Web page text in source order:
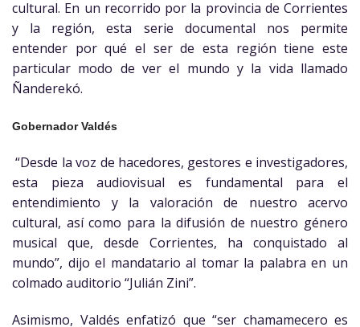
cultural. En un recorrido por la provincia de Corrientes
y la región, esta serie documental nos permite
entender por qué el ser de esta región tiene este
particular modo de ver el mundo y la vida llamado
Ñanderekó.
Gobernador Valdés
“Desde la voz de hacedores, gestores e investigadores,
esta pieza audiovisual es fundamental para el
entendimiento y la valoración de nuestro acervo
cultural, así como para la difusión de nuestro género
musical que, desde Corrientes, ha conquistado al
mundo”, dijo el mandatario al tomar la palabra en un
colmado auditorio “Julián Zini”.
Asimismo, Valdés enfatizó que “ser chamamecero es